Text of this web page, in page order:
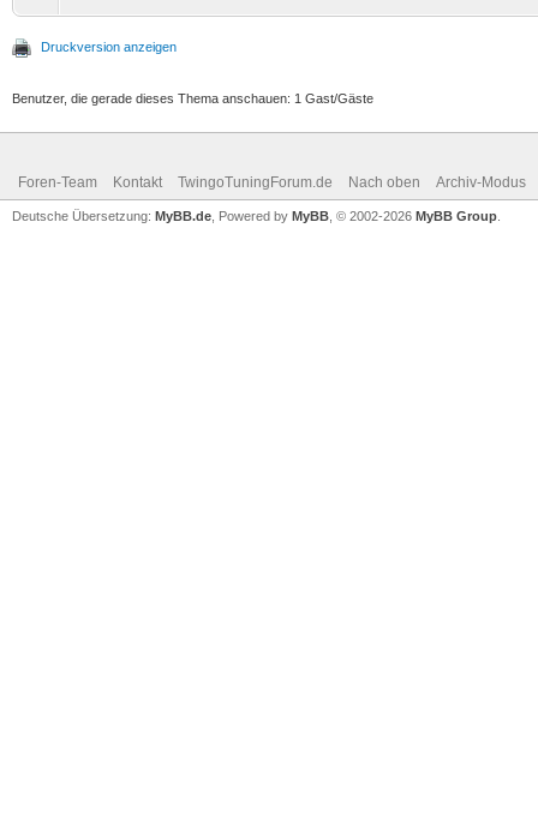
Druckversion anzeigen
Benutzer, die gerade dieses Thema anschauen: 1 Gast/Gäste
Foren-Team Kontakt TwingoTuningForum.de Nach oben Archiv-Modus
Deutsche Übersetzung: MyBB.de , Powered by MyBB , © 2002-2026 MyBB Group